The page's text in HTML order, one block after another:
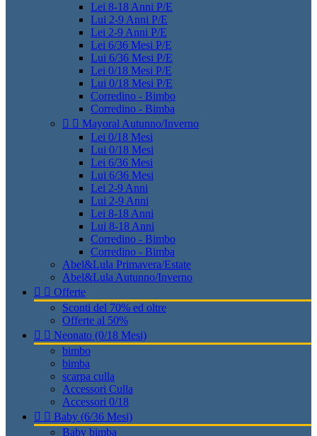
Lei 8-18 Anni P/E
Lui 2-9 Anni P/E
Lei 2-9 Anni P/E
Lei 6/36 Mesi P/E
Lui 6/36 Mesi P/E
Lei 0/18 Mesi P/E
Lui 0/18 Mesi P/E
Corredino - Bimbo
Corredino - Bimba
  Mayoral Autunno/Inverno
Lei 0/18 Mesi
Lui 0/18 Mesi
Lei 6/36 Mesi
Lui 6/36 Mesi
Lei 2-9 Anni
Lui 2-9 Anni
Lei 8-18 Anni
Lui 8-18 Anni
Corredino - Bimbo
Corredino - Bimba
Abel&Lula Primavera/Estate
Abel&Lula Autunno/Inverno
  Offerte
Sconti del 70% ed oltre
Offerte al 50%
  Neonato (0/18 Mesi)
bimbo
bimba
scarpa culla
Accessori Culla
Accessori 0/18
  Baby (6/36 Mesi)
Baby bimba